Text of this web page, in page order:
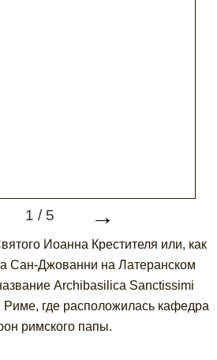
1 / 5 →
Иоанна Крестителя или, как
Сан-Джованни на Латеранском
Archibasilica Sanctissimi
Риме, где расположилась кафедра
римского папы.